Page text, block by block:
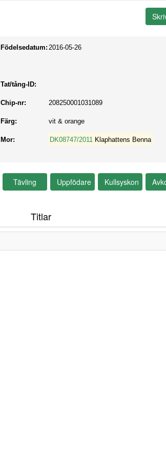
Födelsedatum: 2016-05-26
Tat/tång-ID:
Chip-nr: 208250001031089
Färg: vit & orange
Mor: DK08747/2011 Klaphattens Benna
Titlar